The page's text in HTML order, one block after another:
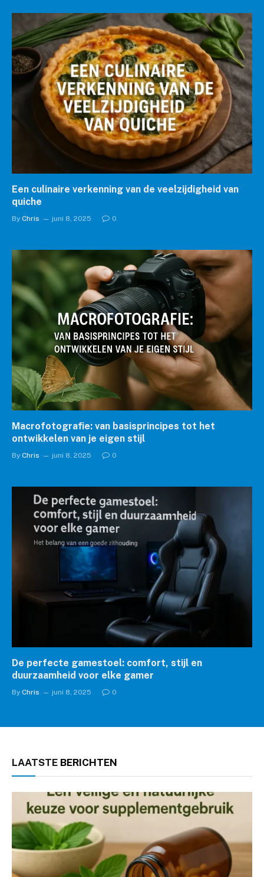
Een culinaire verkenning van de veelzijdigheid van
quiche
By Chris juni 8, 2025 0
Macrofotografie: van basisprincipes tot het
ontwikkelen van je eigen stijl
By Chris juni 8, 2025 0
De perfecte gamestoel: comfort, stijl en
duurzaamheid voor elke gamer
By Chris juni 8, 2025 0
LAATSTE BERICHTEN